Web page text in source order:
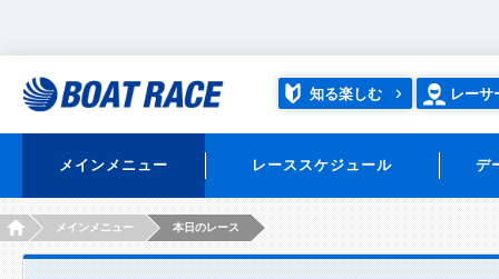
知る楽しむ レーサ
メインメニュー レーススケジュール デ
HOMEメインメニュー 本日のレース